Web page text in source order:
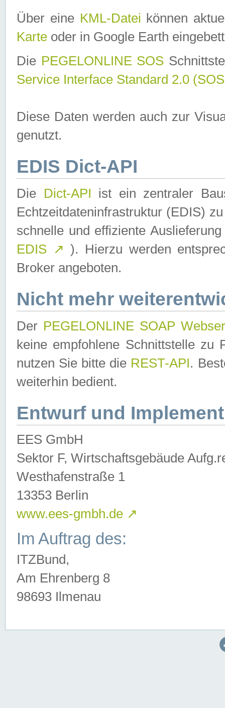
Über eine KML-Datei können
Karte oder in Google Earth
Die PEGELONLINE SOS
Service Interface Standard 2.0
Diese Daten werden auch zur
genutzt.
EDIS Dict-API
Die Dict-API ist ein zentraler
Echtzeitdateninfrastruktur (EDIS)
schnelle und effiziente
EDIS ↗ ). Hierzu werden
Broker angeboten.
Nicht mehr
Der PEGELONLINE SOAP
keine empfohlene Schnittstelle zu
nutzen Sie bitte die REST-API.
weiterhin bedient.
Entwurf und
EES GmbH
Sektor F, Wirtschaftsgebäude
Westhafenstraße 1
13353 Berlin
www.ees-gmbh.de ↗
Im Auftrag des:
ITZBund,
Am Ehrenberg 8
98693 Ilmenau